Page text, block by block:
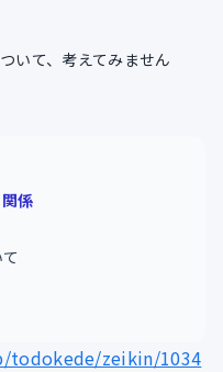
いて、考えてみません
係
todokede/zeikin/1034